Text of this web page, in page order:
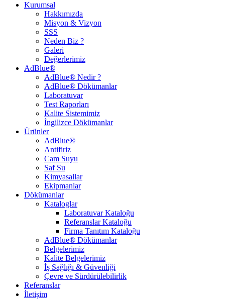
Kurumsal
Hakkımızda
Misyon & Vizyon
SSS
Neden Biz ?
Galeri
Değerlerimiz
AdBlue®
AdBlue® Nedir ?
AdBlue® Dökümanlar
Laboratuvar
Test Raporları
Kalite Sistemimiz
İngilizce Dökümanlar
Ürünler
AdBlue®
Antifiriz
Cam Suyu
Saf Su
Kimyasallar
Ekipmanlar
Dökümanlar
Kataloglar
Laboratuvar Kataloğu
Referanslar Kataloğu
Firma Tanıtım Kataloğu
AdBlue® Dökümanlar
Belgelerimiz
Kalite Belgelerimiz
İş Sağlığı & Güvenliği
Çevre ve Sürdürülebilirlik
Referanslar
İletişim